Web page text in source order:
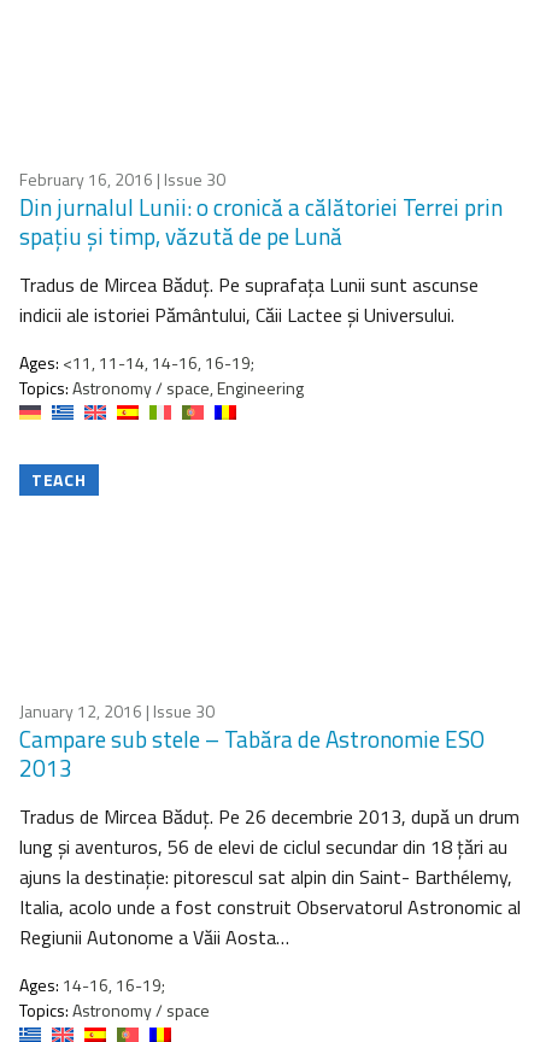
February 16, 2016 | Issue 30
Din jurnalul Lunii: o cronică a călătoriei Terrei prin
spaţiu şi timp, văzută de pe Lună
Tradus de Mircea Băduţ. Pe suprafaţa Lunii sunt ascunse
indicii ale istoriei Pământului, Căii Lactee şi Universului.
Ages: <11, 11-14, 14-16, 16-19;
Topics:Astronomy / space, Engineering
TEACH
January 12, 2016 | Issue 30
Campare sub stele – Tabăra de Astronomie ESO
2013
Tradus de Mircea Băduţ. Pe 26 decembrie 2013, după un drum
lung şi aventuros, 56 de elevi de ciclul secundar din 18 ţări au
ajuns la destinaţie: pitorescul sat alpin din Saint- Barthélemy,
Italia, acolo unde a fost construit Observatorul Astronomic al
Regiunii Autonome a Văii Aosta…
Ages: 14-16, 16-19;
Topics:Astronomy / space